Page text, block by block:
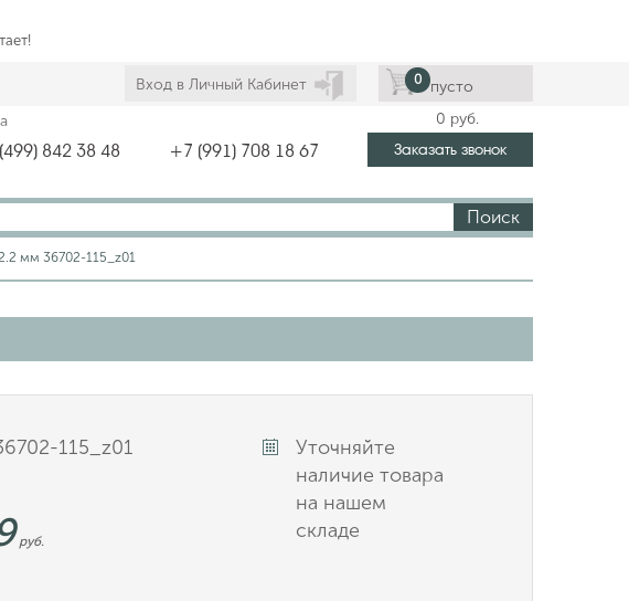
Вход в Личный Кабинет пусто
0
0 руб.
842 38 48 +7 (991) 708 18 67 Заказать звонок
Поиск
мм 36702-115_z01
115_z01
руб.
Уточняйте
наличие товара
на нашем
складе